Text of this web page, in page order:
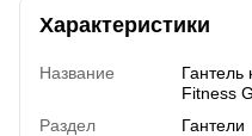
Характеристики
Название
Гантель
Fitness
Раздел
Гантели